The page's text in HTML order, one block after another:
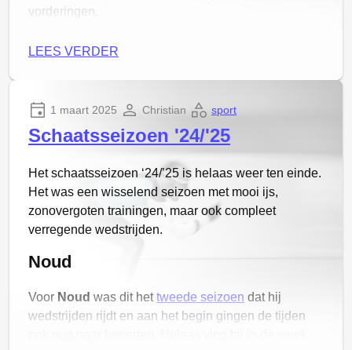
vorderingen.
wachten…
Joris heeft bij de ECG-RSNL-Pokal de derde plek
weten te bereiken. Daarnaast heeft hij de prijs voor
“Doorzettertje van het jaar” bij de RSNL
Jeugdschaatsvaardigheid gewonnen en óók nog
eens de grootste verbetering bij de jongens
neergezet met een 25% snellere tijd dan vorig jaar!
Lekker bezig.
PRs seizoen 2024-2025
LEES VERDER
1 maart 2025 Christian sport
Schaatsseizoen '24/'25
Het schaatsseizoen ‘24/’25 is helaas weer ten einde.
Het was een wisselend seizoen met mooi ijs,
zonovergoten trainingen, maar ook compleet
verregende wedstrijden.
Noud
Voor Noud was dit hettweede seizoen dat hij
wedstrijden rijdt en aan het begin gingen de tijden